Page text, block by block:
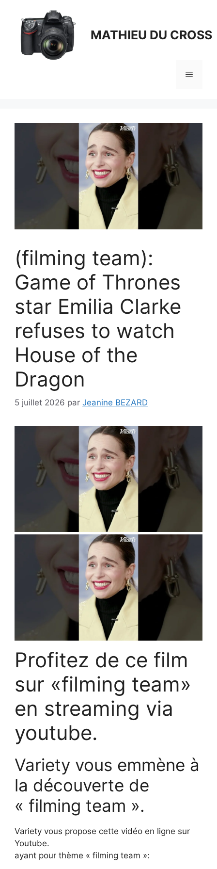
contenu
MATHIEU DU CROSS
Menu
(filming team):
Game of Thrones
star Emilia Clarke
refuses to watch
House of the
Dragon
5 juillet 2026 par Jeanine BEZARD
Profitez de ce film
sur «filming team»
en streaming via
youtube.
Variety vous emmène à
la découverte de
« filming team ».
Variety vous propose cette vidéo en ligne sur
Youtube.
ayant pour thème « filming team »: